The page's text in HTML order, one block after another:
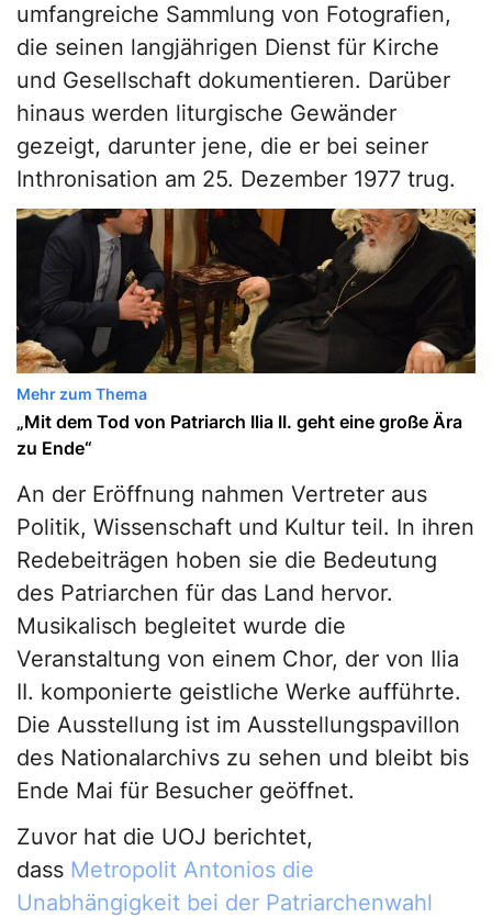
umfangreiche Sammlung von Fotografien,
die seinen langjährigen Dienst für Kirche
und Gesellschaft dokumentieren. Darüber
hinaus werden liturgische Gewänder
gezeigt, darunter jene, die er bei seiner
Inthronisation am 25. Dezember 1977 trug.
Mehr zum Thema
„Mit dem Tod von Patriarch Ilia II. geht eine große Ära
zu Ende“
An der Eröffnung nahmen Vertreter aus
Politik, Wissenschaft und Kultur teil. In ihren
Redebeiträgen hoben sie die Bedeutung
des Patriarchen für das Land hervor.
Musikalisch begleitet wurde die
Veranstaltung von einem Chor, der von Ilia
II. komponierte geistliche Werke aufführte.
Die Ausstellung ist im Ausstellungspavillon
des Nationalarchivs zu sehen und bleibt bis
Ende Mai für Besucher geöffnet.
Zuvor hat die UOJ berichtet,
dass Metropolit Antonios die
Unabhängigkeit bei der Patriarchenwahl